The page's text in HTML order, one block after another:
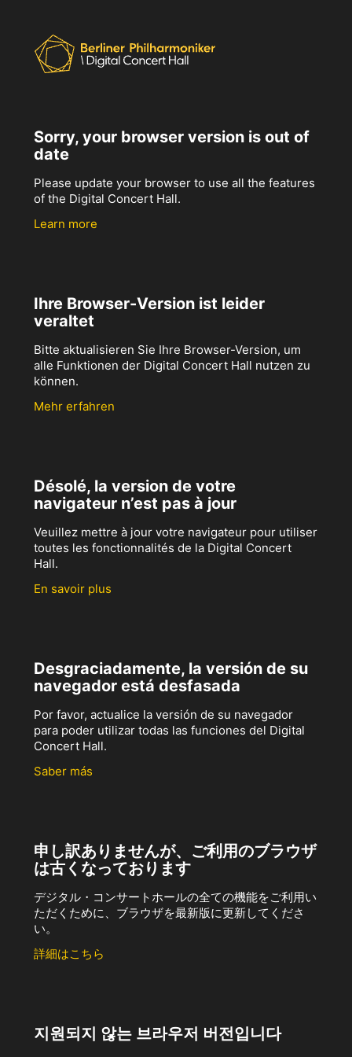
Sorry, your browser version is out of
date
Please update your browser to use all the features
of the Digital Concert Hall.
Learn more
Ihre Browser-Version ist leider
veraltet
Bitte aktualisieren Sie Ihre Browser-Version, um
alle Funktionen der Digital Concert Hall nutzen zu
können.
Mehr erfahren
Désolé, la version de votre
navigateur n’est pas à jour
Veuillez mettre à jour votre navigateur pour utiliser
toutes les fonctionnalités de la Digital Concert
Hall.
En savoir plus
Desgraciadamente, la versión de su
navegador está desfasada
Por favor, actualice la versión de su navegador
para poder utilizar todas las funciones del Digital
Concert Hall.
Saber más
申し訳ありませんが、ご利用のブラウザ
は古くなっております
デジタル・コンサートホールの全ての機能をご利用い
ただくために、ブラウザを最新版に更新してくださ
い。
詳細はこちら
지원되지 않는 브라우저 버전입니다